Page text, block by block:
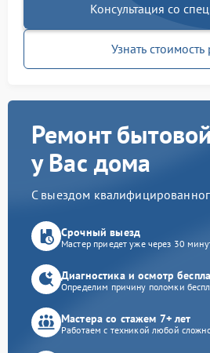
Консультация со
Узнать стоимость
Ремонт
у Вас дома
С выездом
Срочный выезд
Мастер приедет уже через 30
Диагностика и осмотр
Определим причину поломки
Мастера со стажем 7+ лет
Работаем с техникой любой